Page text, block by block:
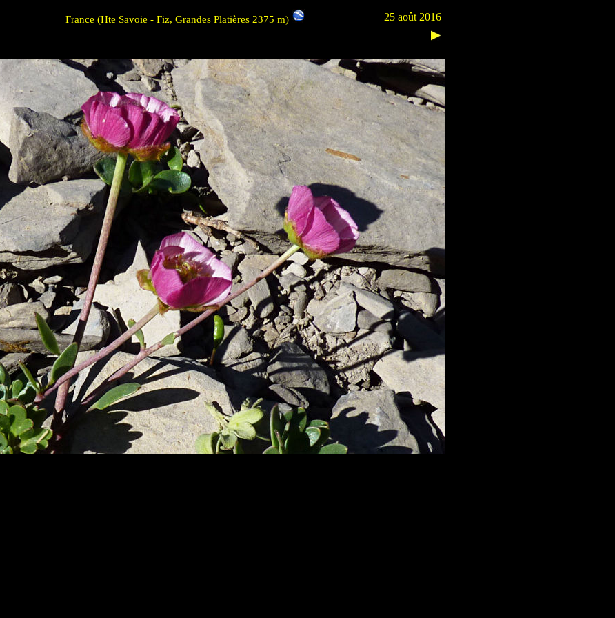
France (Hte Savoie - Fiz, Grandes Platières 2375 m) 25 août 2016